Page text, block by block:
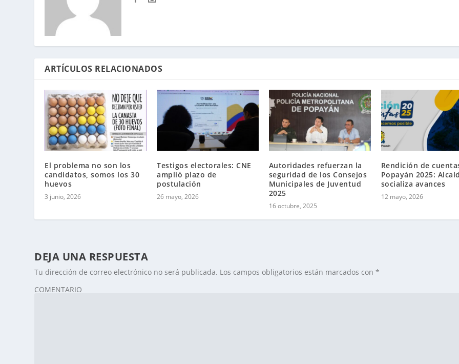
ARTÍCULOS RELACIONADOS
El problema no son los
candidatos, somos los 30
huevos
3 junio, 2026
Testigos electorales: CNE
amplió plazo de
postulación
26 mayo, 2026
Autoridades refuerzan la
seguridad de los Consejos
Municipales de Juventud
2025
16 octubre, 2025
Rendición de
Popayán 2025:
socializa avances
12 mayo, 2026
DEJA UNA RESPUESTA
Tu dirección de correo electrónico no será publicada. Los campos obligatorios están marcados con*
COMENTARIO